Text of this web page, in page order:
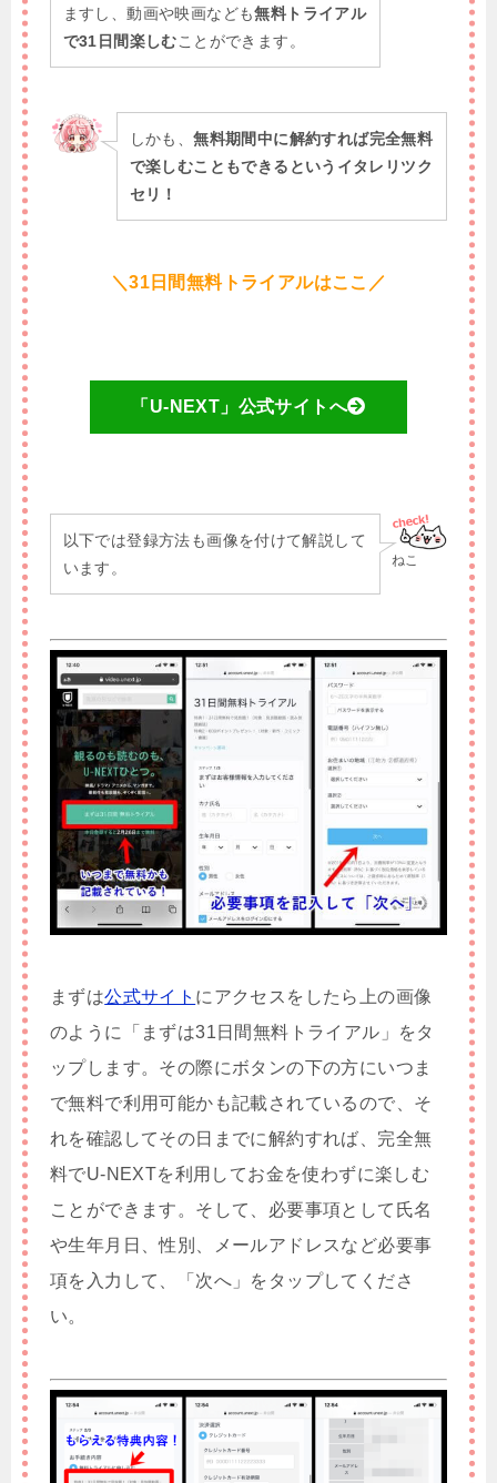
ますし、動画や映画なども無料トライアル
で31日間楽しむことができます。
しかも、無料期間中に解約すれば完全無料
で楽しむこともできるというイタレリツク
セリ！
＼31日間無料トライアルはここ／
「U-NEXT」公式サイトへ
ねこ
以下では登録方法も画像を付けて解説して
います。
まずは公式サイト にアクセスをしたら上の画像
のように「まずは31日間無料トライアル」をタ
ップします。その際にボタンの下の方にいつま
で無料で利用可能かも記載されているので、そ
れを確認してその日までに解約すれば、完全無
料でU-NEXTを利用してお金を使わずに楽しむ
ことができます。そして、必要事項として氏名
や生年月日、性別、メールアドレスなど必要事
項を入力して、「次へ」をタップしてくださ
い。